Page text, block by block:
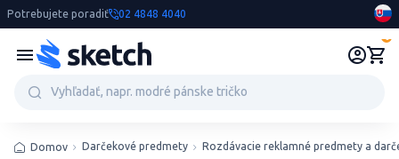
Potrebujete poradiť 02 4848 4040
Domov Darčekové predmety Rozdávacie reklamné predmety a